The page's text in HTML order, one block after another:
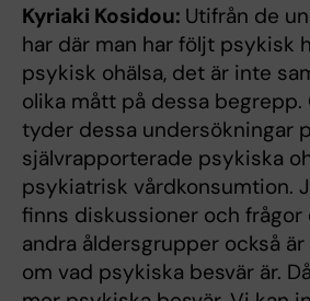
Kyriaki Kosidou: Utifrån de
har där man har följt psykisk
psykisk ohälsa, det är inte
olika mått på dessa begrepp.
tyder dessa undersökningar
självrapporterade psykiska
psykiatrisk vårdkonsumtion.
finns diskussioner och frågor
andra åldersgrupper också
om vad psykiska besvär är.